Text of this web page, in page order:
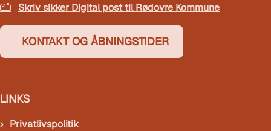
Skriv sikker Digital post til Rødovre Kommune
KONTAKT OG ÅBNINGSTIDER
LINKS
Privatlivspolitik